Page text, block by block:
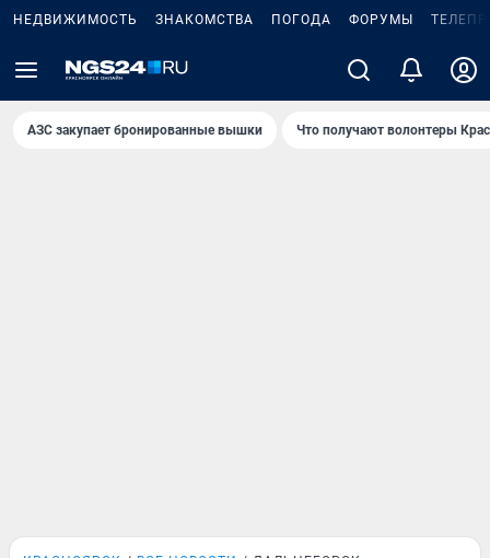
НЕДВИЖИМОСТЬ ЗНАКОМСТВА ПОГОДА ФОРУМЫ
AЗС закупает бронированные вышки Что получают волонтеры